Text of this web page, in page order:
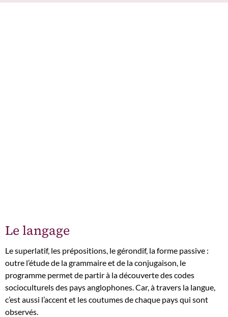
Le langage
Le superlatif, les prépositions, le gérondif, la forme passive :
outre l’étude de la grammaire et de la conjugaison, le
programme permet de partir à la découverte des codes
socioculturels des pays anglophones. Car, à travers la langue,
c’est aussi l’accent et les coutumes de chaque pays qui sont
observés.